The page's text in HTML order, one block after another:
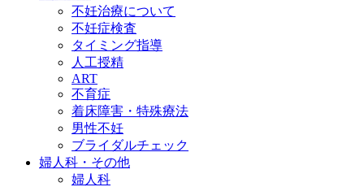
不妊治療について
不妊症検査
タイミング指導
人工授精
ART
不育症
着床障害・特殊療法
男性不妊
ブライダルチェック
婦人科・その他
婦人科